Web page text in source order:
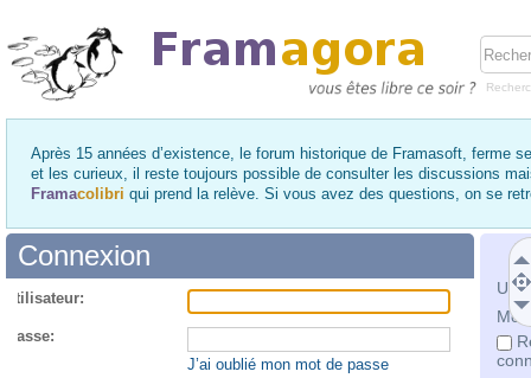
Après 15 années d’existence, le forum historique de Framasoft, ferme
et les curieux, il reste toujours possible de consulter les discussions
Framacolibri qui prend la relève. Si vous avez des questions, on se
Mot
Connexion
passe:
J’ai oublié mon mot de passe